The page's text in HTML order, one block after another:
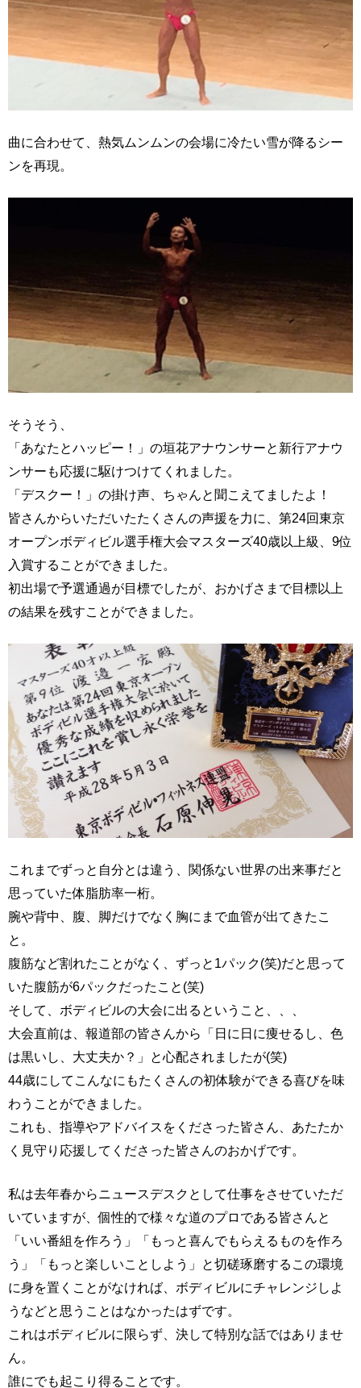
曲に合わせて、熱気ムンムンの会場に冷たい雪が降るシー
ンを再現。
そうそう、
「あなたとハッピー！」の垣花アナウンサーと新行アナウ
ンサーも応援に駆けつけてくれました。
「デスクー！」の掛け声、ちゃんと聞こえてましたよ！
皆さんからいただいたたくさんの声援を力に、第24回東京
オープンボディビル選手権大会マスターズ40歳以上級、9位
入賞することができました。
初出場で予選通過が目標でしたが、おかげさまで目標以上
の結果を残すことができました。
これまでずっと自分とは違う、関係ない世界の出来事だと
思っていた体脂肪率一桁。
腕や背中、腹、脚だけでなく胸にまで血管が出てきたこ
と。
腹筋など割れたことがなく、ずっと1パック(笑)だと思って
いた腹筋が6パックだったこと(笑)
そして、ボディビルの大会に出るということ、、、
大会直前は、報道部の皆さんから「日に日に痩せるし、色
は黒いし、大丈夫か？」と心配されましたが(笑)
44歳にしてこんなにもたくさんの初体験ができる喜びを味
わうことができました。
これも、指導やアドバイスをくださった皆さん、あたたか
く見守り応援してくださった皆さんのおかげです。
私は去年春からニュースデスクとして仕事をさせていただ
いていますが、個性的で様々な道のプロである皆さんと
「いい番組を作ろう」「もっと喜んでもらえるものを作ろ
う」「もっと楽しいことしよう」と切磋琢磨するこの環境
に身を置くことがなければ、ボディビルにチャレンジしよ
うなどと思うことはなかったはずです。
これはボディビルに限らず、決して特別な話ではありませ
ん。
誰にでも起こり得ることです。